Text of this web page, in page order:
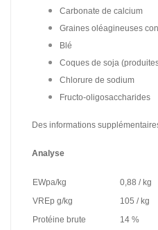
Carbonate de calcium
Graines oléagineuses
Blé
Coques de soja
Chlorure de sodium
Fructo-oligosaccharides
Des informations
Analyse
EWpa/kg
0,88 / kg
VREp g/kg
105 / kg
Protéine brute
14 %